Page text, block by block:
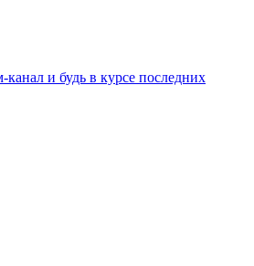
и будь в курсе последних